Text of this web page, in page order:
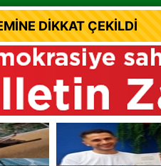
DİKKAT ÇEKİLDİ